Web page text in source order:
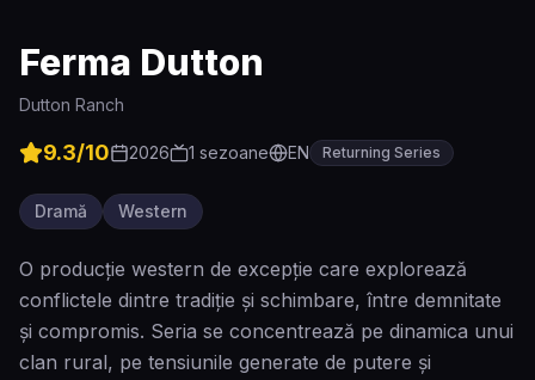
Ferma Dutton
Dutton Ranch
9.3/10 2026 1 sezoane EN Returning Series
Dramă Western
O producție western de excepție care explorează
conflictele dintre tradiție și schimbare, între demnitate
și compromis. Seria se concentrează pe dinamica unui
clan rural, pe tensiunile generate de putere și